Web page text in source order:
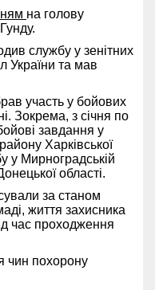
на голову
службу у зенітних
України та мав
участь у бойових
Зокрема, з січня по
завдання у
Харківської
у Мирноградській
області.
за станом
життя захисника
час проходження
чин похорону